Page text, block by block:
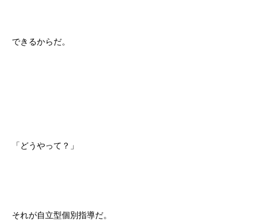
できるからだ。
「どうやって？」
それが自立型個別指導だ。